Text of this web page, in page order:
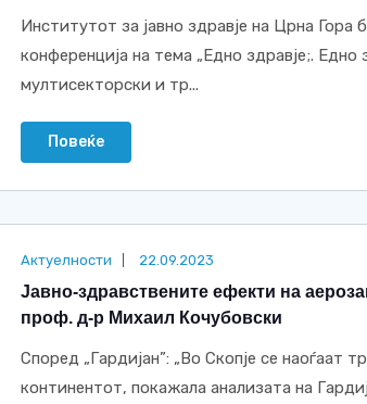
Институтот за јавно здравје на Црна
конференција на тема „Едно здравје;. Едно
мултисекторски и тр...
Повеќе
Актуелности 22.09.2023
Јавно-здравствените ефекти на
проф. д-р Михаил Кочубовски
Според „Гардијан”: „Во Скопје се наоѓаат
континентот, покажала анализата на